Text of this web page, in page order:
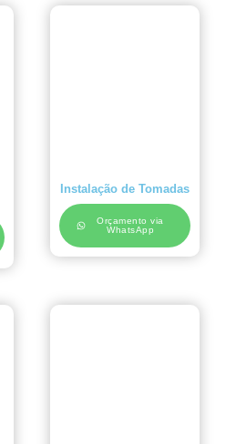
Instalação de Tomadas
Orçamento via
WhatsApp